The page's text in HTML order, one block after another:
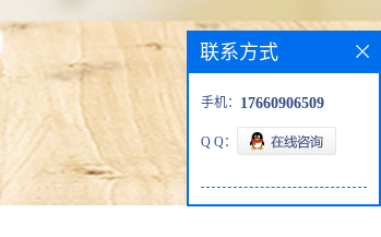
联系方式
手机： 17660906509
Q Q：